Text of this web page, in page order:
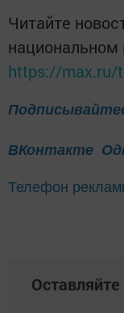
Читайте
https://max.ru/
ВКонтакте
Телефон